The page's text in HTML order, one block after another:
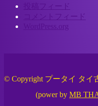
投稿フィード
コメントフィード
WordPress.org
© Copyright プータイ タイ
(power by MB